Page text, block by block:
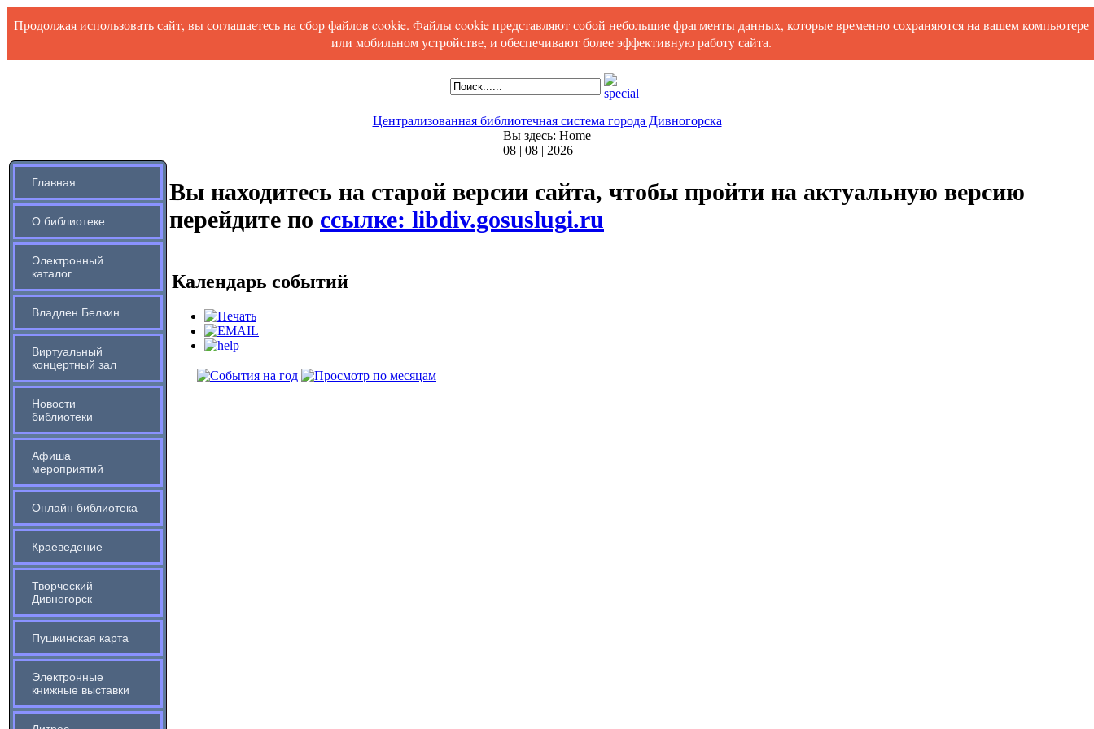
Продолжая использовать сайт, вы соглашаетесь на сбор файлов cookie. Файлы cookie представляют собой небольшие фрагменты данных, которые временно сохраняются на вашем компьютере
или мобильном устройстве, и обеспечивают более эффективную работу сайта.
Централизованная библиотечная система города Дивногорска
Вы здесь: Home
08 | 08 | 2026
Главная
О библиотеке
Электронный
каталог
Владлен Белкин
Виртуальный
концертный зал
Новости
библиотеки
Афиша
мероприятий
Онлайн библиотека
Краеведение
Творческий
Дивногорск
Пушкинская карта
Электронные
книжные выставки
Вы находитесь на старой версии сайта, чтобы пройти на актуальную версию
перейдите по ссылке: libdiv.gosuslugi.ru
Календарь событий